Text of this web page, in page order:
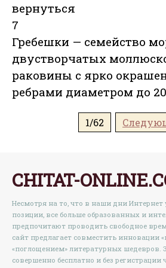
вернуться
7
Гребешки — семейство
двустворчатых
раковины с ярко
ребрами диаметром до
1/62
CHITAT-
Несмотря на то, что в наши дни Интернет
позиции, все больше образованных и
предпочитают проводить свободное
сайт предлагает совместить инновации
«поглощением» литературных шедевров.
совершенно бесплатно и без регистрации